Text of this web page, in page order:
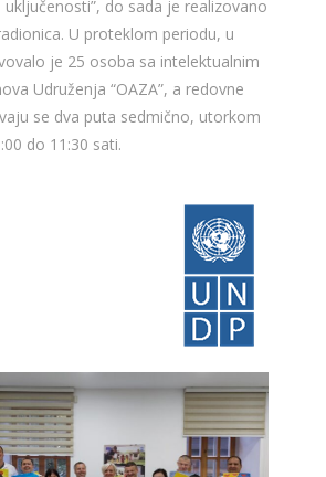
uključenosti”, do sada je realizovano
U proteklom periodu, u
je 25 osoba sa intelektualnim
Udruženja “OAZA”, a redovne
se dva puta sedmično, utorkom
do 11:30 sati.